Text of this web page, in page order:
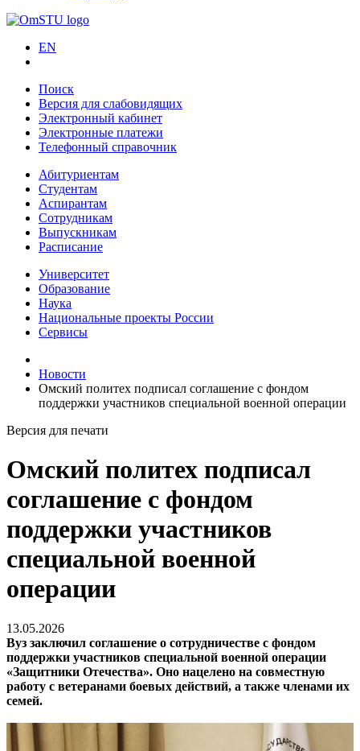
EN
Поиск
Версия для слабовидящих
Электронный кабинет
Электронные платежи
Телефонный справочник
Абитуриентам
Студентам
Аспирантам
Сотрудникам
Выпускникам
Расписание
Университет
Образование
Наука
Национальные проекты России
Сервисы
Новости
Омский политех подписал соглашение с фондом
поддержки участников специальной военной операции
Версия для печати
Омский политех подписал
соглашение с фондом
поддержки участников
специальной военной
операции
13.05.2026
Вуз заключил соглашение о сотрудничестве с фондом
поддержки участников специальной военной операции
«Защитники Отечества». Оно нацелено на совместную
работу с ветеранами боевых действий, а также членами их
семей.